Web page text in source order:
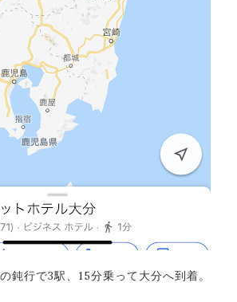
鈍行で3駅、15分乗って大分へ到着。